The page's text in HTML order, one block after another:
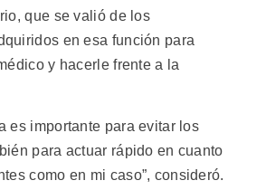
que se valió de los
en esa función para
y hacerle frente a la
es importante para evitar los
para actuar rápido en cuanto
como en mi caso”, consideró.